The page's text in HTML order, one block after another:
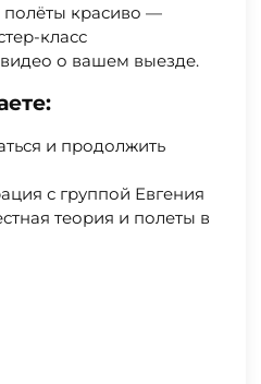
полёты красиво —
класс
о вашем выезде.
и продолжить
с группой Евгения
теория и полеты в